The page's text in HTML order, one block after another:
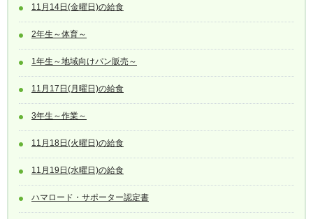
11月14日(金曜日)の給食
2年生～体育～
1年生～地域向けパン販売～
11月17日(月曜日)の給食
3年生～作業～
11月18日(火曜日)の給食
11月19日(水曜日)の給食
ハマロード・サポーター認定書